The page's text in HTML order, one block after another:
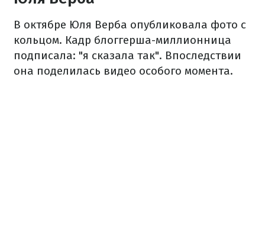
В октябре Юля Верба опубликовала фото с
кольцом. Кадр блоггерша-миллионница
подписала: "я сказала так". Впоследствии
она поделилась видео особого момента.